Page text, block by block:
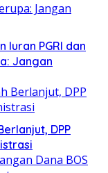
Iuran PGRI dan
Jangan
DPP